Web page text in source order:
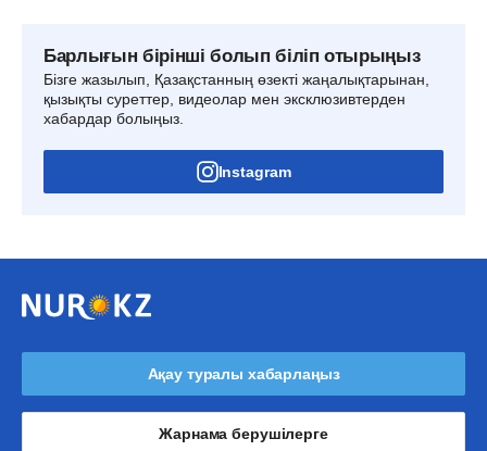
Барлығын бірінші болып біліп отырыңыз
Бізге жазылып, Қазақстанның өзекті жаңалықтарынан,
қызықты суреттер, видеолар мен эксклюзивтерден
хабардар болыңыз.
Instagram
Ақау туралы хабарлаңыз
Жарнама берушілерге